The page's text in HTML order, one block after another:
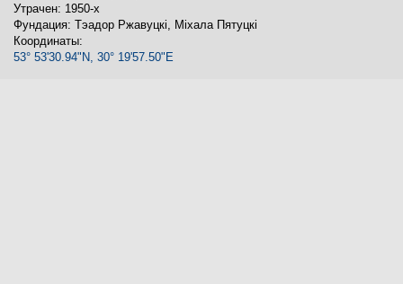
Утрачен: 1950-x
Фундация: Тэадор Ржавуцкі, Міхала Пятуцкі
Координаты:
53° 53'30.94"N, 30° 19'57.50"E